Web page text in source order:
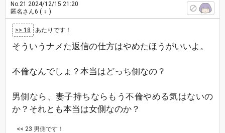
No.21 2024/12/15 21:20
匿名さん6 ( ♀ )
>> 18 あたりです！
そういうナメた返信の仕方はやめたほうがいいよ。
不倫なんでしょ？本当はどっち側なの？
男側なら、妻子持ちならもう不倫やめる気はないの
か？それとも本当は女側なのか？
<< 23 男側です！